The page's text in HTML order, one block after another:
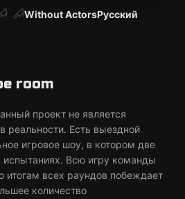
Without ActorsРусский
room
проект не является
реальности. Есть выездной
игровое шоу, в котором две
испытаниях. Всю игру команды
итогам всех раундов побеждает
количество